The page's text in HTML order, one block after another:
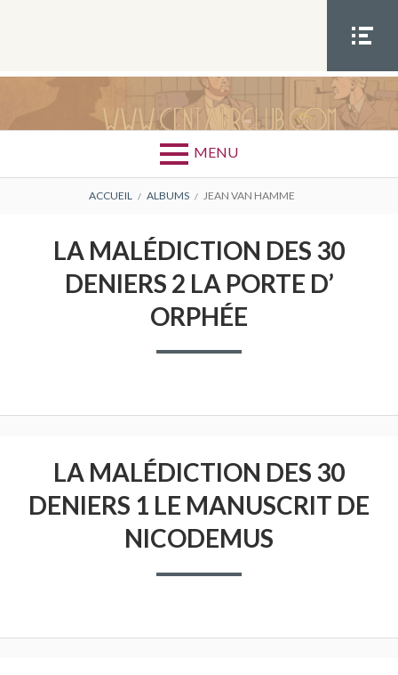
MEN
U
SOCIA
AUTEUR : JEAN VAN
HAMME
MENU
D'ARIANE
ACCUEIL ALBUMS JEAN VAN HAMME
LA MALÉDICTION DES 30
DENIERS 2 LA PORTE D’
ORPHÉE
LA MALÉDICTION DES 30
DENIERS 1 LE MANUSCRIT DE
NICODEMUS